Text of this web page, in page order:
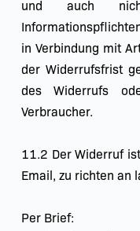
und auch
in Verbindung mit
der Widerrufsfrist
des Widerrufs
Verbraucher.
11.2 Der Widerruf
Email, zu richten an
Per Brief: